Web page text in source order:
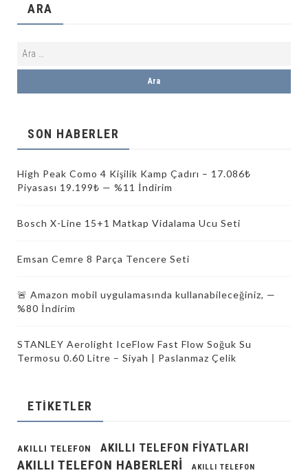
ARA
SON HABERLER
High Peak Como 4 Kişilik Kamp Çadırı – 17.086₺
Piyasası 19.199₺ — %11 İndirim
Bosch X-Line 15+1 Matkap Vidalama Ucu Seti
Emsan Cemre 8 Parça Tencere Seti
🚨 Amazon mobil uygulamasında kullanabileceğiniz, —
%80 İndirim
STANLEY Aerolight IceFlow Fast Flow Soğuk Su
Termosu 0.60 Litre – Siyah | Paslanmaz Çelik
ETIKETLER
AKILLI TELEFON AKILLI TELEFON FIYATLARI
AKILLI TELEFON HABERLERI AKILLI TELEFON